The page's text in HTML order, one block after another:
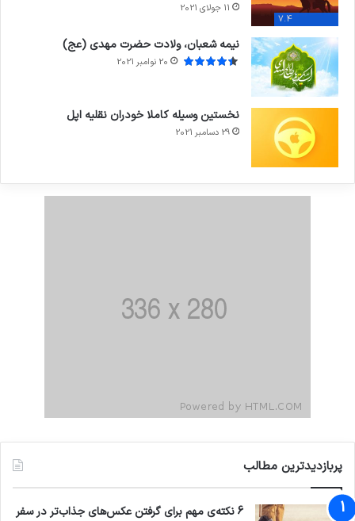
7.4
11 جولای 2021
نیمه شعبان، ولادت حضرت مهدی (عج)
20 نوامبر 2021
نخستین وسیله کاملا خودران نقلیه اپل
29 دسامبر 2021
پربازدیدترین مطالب
6 نکته‌ی مهم برای گرفتن عکس‌های جذاب‌تر در سفر